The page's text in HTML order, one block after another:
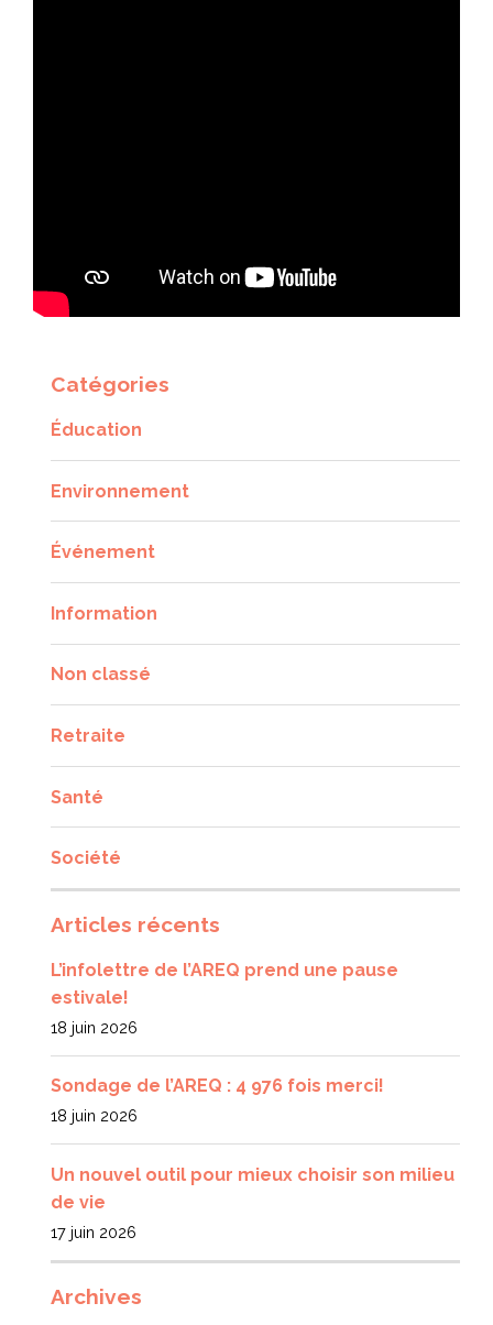
Catégories
Éducation
Environnement
Événement
Information
Non classé
Retraite
Santé
Société
Articles récents
L’infolettre de l’AREQ prend une pause
estivale!
18 juin 2026
Sondage de l’AREQ : 4 976 fois merci!
18 juin 2026
Un nouvel outil pour mieux choisir son milieu
de vie
17 juin 2026
Archives